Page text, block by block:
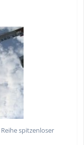
spitzenloser